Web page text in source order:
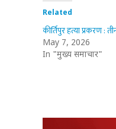
Related
कीर्तिपुर हत्या प्रकरण :
May 7, 2026
In "मुख्य समाचार"